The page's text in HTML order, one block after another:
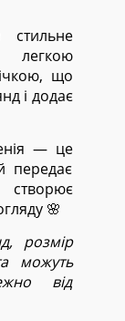
стильне
що
і додає
— це
передає
створює
🌸
розмір
можуть
від